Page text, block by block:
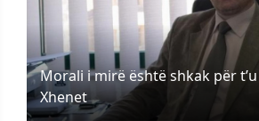
Morali i mirë është shkak për
Xhenet